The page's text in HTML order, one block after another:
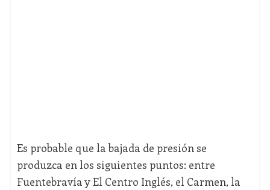
Es probable que la bajada de presión se
produzca en los siguientes puntos: entre
Fuentebravía y El Centro Inglés, el Carmen, la